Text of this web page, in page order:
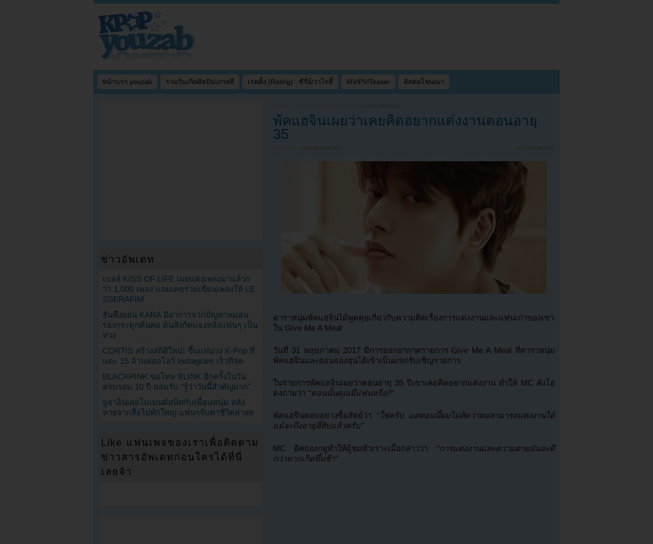
หน้าแรก youzab รวมวันเกิดศิลปินเกาหลี เรตติ้ง (Rating) : ซีรี่ย์/วาไรตี้ MV/PV/Teaser ติดต่อโฆษณา
KPOP YOUZAB
พัคแฮจินเผยว่าเคยคิดอยากแต่งงานตอนอายุ
35
UNCATEGORIZED NO COMMENTS
ดาราหนุ่มพัคแฮจินได้พูดคุยเกี่ยวกับความคิดเรื่องการแต่งงานและแฟนเก่าของเขา
ใน Give Me A Meal
วันที่ 31 พฤษภาคม 2017 มีการออกอากาศรายการ Give Me A Meal ที่ดาราหนุ่ม
พัคแฮจินและยอนจองฮุนได้เข้าเป็นแขกรับเชิญรายการ
ในรายการพัคแฮจินเผยว่าตอนอายุ 35 ปีเขาเคยคิดอยากแต่งงาน ทำให้ MC คังโฮ
ดงถามว่า “ตอนนั้นคุณมีแฟนหรือ?”
พัคแฮจินตอบอย่างซื่อสัตย์ว่า “ใช่ครับ แต่ตอนนี้ผมไม่คิดว่าผมสามารถแต่งงานได้
แม้จะถึงอายุสี่สิบแล้วครับ”
MC อีคยองกยูทำให้ผู้ชมหัวเราะเมื่อกล่าวว่า “การแต่งงานและความตายมันจะดี
กว่าหากเกิดขึ้นช้า”
ข่าวอัพเดท
เบลล์ KISS OF LIFE เผยแต่งเพลงมาแล้วก
ว่า 1,000 เพลง แถมเคยร่วมเขียนเพลงให้ LE
SSERAFIM
ฮันซึงยอน KARA มีอาการจากปัญหาหมอน
รองกระดูกต้นคอ ต้นสังกัดแจงหลังแฟนๆ เป็น
ห่วง
CORTIS สร้างสถิติใหม่! ขึ้นแท่นวง K-Pop ที่
แตะ 15 ล้านฟอลโลว์ Instagram เร็วที่สุด
BLACKPINK ขอโทษ BLINK อีกครั้งในวัน
ครบรอบ 10 ปี ยอมรับ “รู้ว่าวันนี้สำคัญมาก”
ยูอาอินเผยโมเมนต์สนิทกับเพื่อนหนุ่ม หลัง
หายจากสื่อไปพักใหญ่ แฟนๆจับตาชีวิตล่าสุด
Like แฟนเพจของเราเพื่อติดตาม
ข่าวสารอัพเดทก่อนใครได้ที่นี่
เลยจ้า